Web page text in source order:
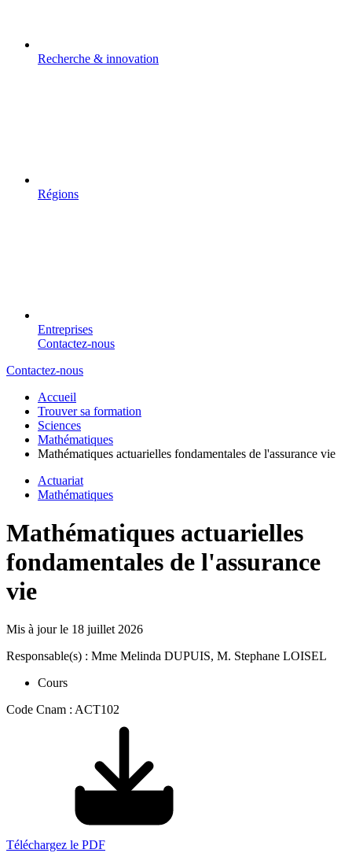
Recherche & innovation
Régions
Entreprises
Contactez-nous
Contactez-nous
Accueil
Trouver sa formation
Sciences
Mathématiques
Mathématiques actuarielles fondamentales de l'assurance vie
Actuariat
Mathématiques
Mathématiques actuarielles
fondamentales de l'assurance
vie
Mis à jour le 18 juillet 2026
Responsable(s) : Mme Melinda DUPUIS, M. Stephane LOISEL
Cours
Code Cnam : ACT102
Téléchargez le PDF